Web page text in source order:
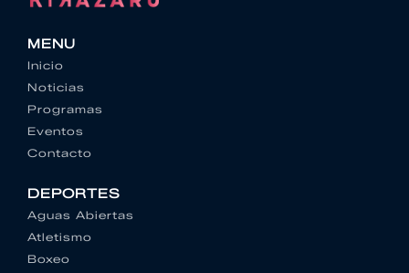
MENU
Inicio
Noticias
Programas
Eventos
Contacto
DEPORTES
Aguas Abiertas
Atletismo
Boxeo